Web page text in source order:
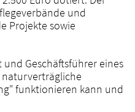
und
Projekte sowie
Geschäftsführer eines
funktionieren kann und